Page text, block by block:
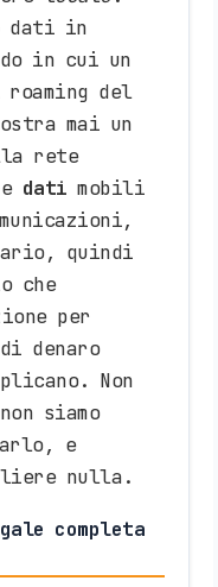
dati in
in cui un
del
mai un
rete
dati mobili
quindi
che
per
denaro
Non
siamo
e
nulla.
completa